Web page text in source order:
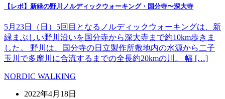
【レポ】新緑の野川ノルディックウォーキング・国分寺〜深大寺
5月23日（日）5回目となるノルディックウォーキングは、新
緑まぶしい野川沿いを国分寺から深大寺まで約10km歩きま
した。 野川は、国分寺の日立製作所敷地内の水源から二子
玉川で多摩川に合流するまでの全長約20kmの川。 幅 […]
NORDIC WALKING
2022年4月18日